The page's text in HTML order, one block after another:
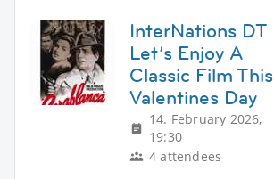
InterNations DT
Let’s Enjoy A
Classic Film This
Valentines Day
14. February 2026,
19:30
4 attendees